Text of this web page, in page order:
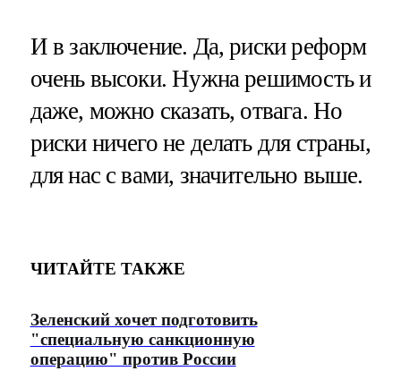
И в заключение. Да, риски реформ
очень высоки. Нужна решимость и
даже, можно сказать, отвага. Но
риски ничего не делать для страны,
для нас с вами, значительно выше.
ЧИТАЙТЕ ТАКЖЕ
Зеленский хочет подготовить
"специальную санкционную
операцию" против России